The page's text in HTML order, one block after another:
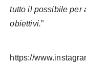
tutto il possibile per
obiettivi.”
https://